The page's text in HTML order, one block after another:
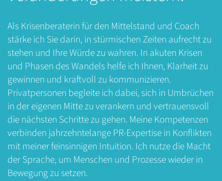
Als Krisenberaterin für den Mittelstand und Coach
stärke ich Sie darin, in stürmischen Zeiten aufrecht zu
stehen und Ihre Würde zu wahren. In akuten Krisen
und Phasen des Wandels helfe ich Ihnen, Klarheit zu
gewinnen und kraftvoll zu kommunizieren.
Privatpersonen begleite ich dabei, sich in Umbrüchen
in der eigenen Mitte zu verankern und vertrauensvoll
die nächsten Schritte zu gehen. Meine Kompetenzen
verbinden jahrzehntelange PR-Expertise in Konflikten
mit meiner feinsinnigen Intuition. Ich nutze die Macht
der Sprache, um Menschen und Prozesse wieder in
Bewegung zu setzen.